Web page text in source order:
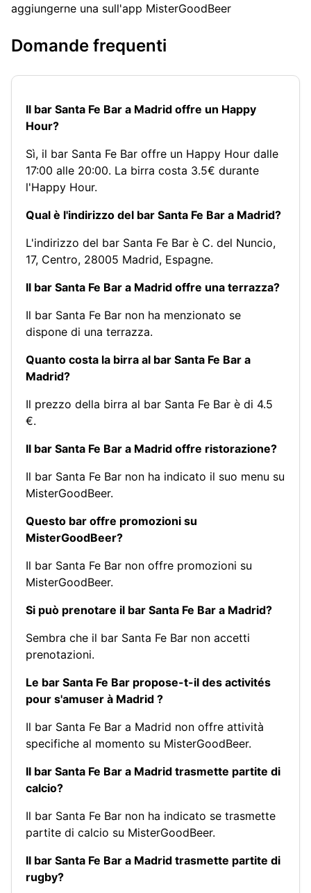
aggiungerne una sull'app MisterGoodBeer
Domande frequenti
Il bar Santa Fe Bar a Madrid offre un Happy
Hour?
Sì, il bar Santa Fe Bar offre un Happy Hour dalle
17:00 alle 20:00. La birra costa 3.5€ durante
l'Happy Hour.
Qual è l'indirizzo del bar Santa Fe Bar a Madrid?
L'indirizzo del bar Santa Fe Bar è C. del Nuncio,
17, Centro, 28005 Madrid, Espagne.
Il bar Santa Fe Bar a Madrid offre una terrazza?
Il bar Santa Fe Bar non ha menzionato se
dispone di una terrazza.
Quanto costa la birra al bar Santa Fe Bar a
Madrid?
Il prezzo della birra al bar Santa Fe Bar è di 4.5
€.
Il bar Santa Fe Bar a Madrid offre ristorazione?
Il bar Santa Fe Bar non ha indicato il suo menu su
MisterGoodBeer.
Questo bar offre promozioni su
MisterGoodBeer?
Il bar Santa Fe Bar non offre promozioni su
MisterGoodBeer.
Si può prenotare il bar Santa Fe Bar a Madrid?
Sembra che il bar Santa Fe Bar non accetti
prenotazioni.
Le bar Santa Fe Bar propose-t-il des activités
pour s'amuser à Madrid ?
Il bar Santa Fe Bar a Madrid non offre attività
specifiche al momento su MisterGoodBeer.
Il bar Santa Fe Bar a Madrid trasmette partite di
calcio?
Il bar Santa Fe Bar non ha indicato se trasmette
partite di calcio su MisterGoodBeer.
Il bar Santa Fe Bar a Madrid trasmette partite di
rugby?